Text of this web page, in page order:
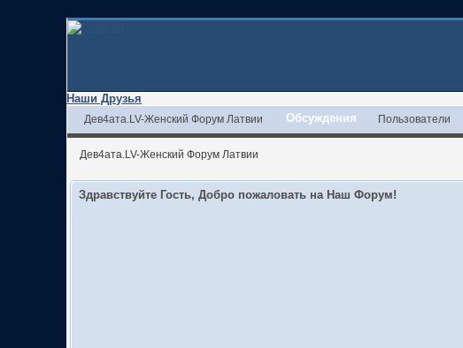
Наши Друзья
Дев4ата.LV-Женский Форум Латвии Обсуждения Пользователи
Дев4ата.LV-Женский Форум Латвии
Здравствуйте Гость, Добро пожаловать на Наш Форум!